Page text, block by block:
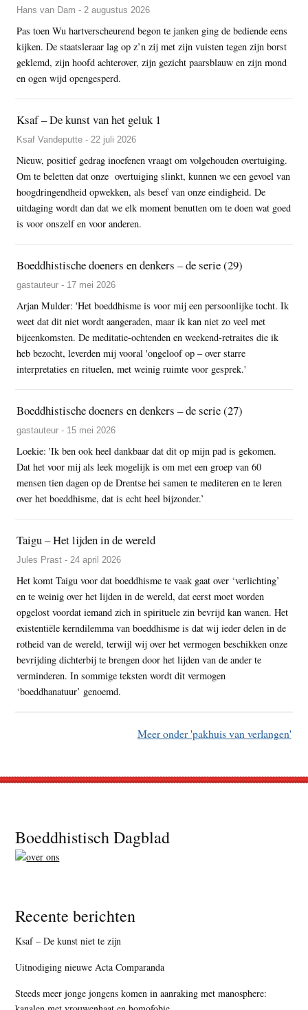
Hans van Dam - 2 augustus 2026
Pas toen Wu hartverscheurend begon te janken ging de bediende eens
kijken. De staatsleraar lag op z’n zij met zijn vuisten tegen zijn borst
geklemd, zijn hoofd achterover, zijn gezicht paarsblauw en zijn mond
en ogen wijd opengesperd.
Ksaf – De kunst van het geluk 1
Ksaf Vandeputte - 22 juli 2026
Nieuw, positief gedrag inoefenen vraagt om volgehouden overtuiging.
Om te beletten dat onze overtuiging slinkt, kunnen we een gevoel van
hoogdringendheid opwekken, als besef van onze eindigheid. De
uitdaging wordt dan dat we elk moment benutten om te doen wat goed
is voor onszelf en voor anderen.
Boeddhistische doeners en denkers – de serie (29)
gastauteur - 17 mei 2026
Arjan Mulder: 'Het boeddhisme is voor mij een persoonlijke tocht. Ik
weet dat dit niet wordt aangeraden, maar ik kan niet zo veel met
bijeenkomsten. De meditatie-ochtenden en weekend-retraites die ik
heb bezocht, leverden mij vooral 'ongeloof op – over starre
interpretaties en rituelen, met weinig ruimte voor gesprek.'
Boeddhistische doeners en denkers – de serie (27)
gastauteur - 15 mei 2026
Loekie: 'Ik ben ook heel dankbaar dat dit op mijn pad is gekomen.
Dat het voor mij als leek mogelijk is om met een groep van 60
mensen tien dagen op de Drentse hei samen te mediteren en te leren
over het boeddhisme, dat is echt heel bijzonder.’
Taigu – Het lijden in de wereld
Jules Prast - 24 april 2026
Het komt Taigu voor dat boeddhisme te vaak gaat over ‘verlichting’
en te weinig over het lijden in de wereld, dat eerst moet worden
opgelost voordat iemand zich in spirituele zin bevrijd kan wanen. Het
existentiële kerndilemma van boeddhisme is dat wij ieder delen in de
rotheid van de wereld, terwijl wij over het vermogen beschikken onze
bevrijding dichterbij te brengen door het lijden van de ander te
verminderen. In sommige teksten wordt dit vermogen
‘boeddhanatuur’ genoemd.
Meer onder 'pakhuis van verlangen'
Footer
Boeddhistisch Dagblad
Recente berichten
Ksaf – De kunst niet te zijn
Uitnodiging nieuwe Acta Comparanda
Steeds meer jonge jongens komen in aanraking met manosphere: